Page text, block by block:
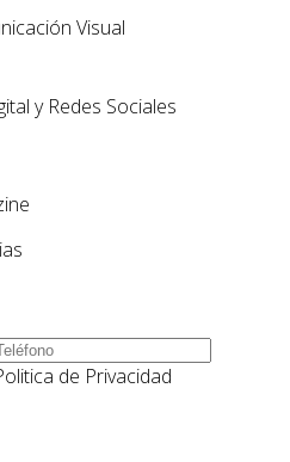
Visual
y Redes Sociales
de Privacidad